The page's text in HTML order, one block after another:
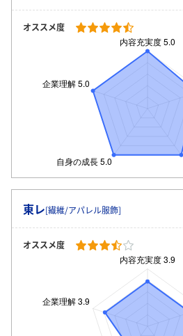
オススメ度
東レ[繊維/アパレル服飾]
オススメ度